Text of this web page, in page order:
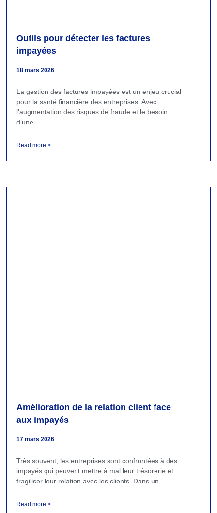
Outils pour détecter les factures
impayées
18 mars 2026
La gestion des factures impayées est un enjeu crucial
pour la santé financière des entreprises. Avec
l’augmentation des risques de fraude et le besoin
d’une
Read more >
Amélioration de la relation client face
aux impayés
17 mars 2026
Très souvent, les entreprises sont confrontées à des
impayés qui peuvent mettre à mal leur trésorerie et
fragiliser leur relation avec les clients. Dans un
Read more >